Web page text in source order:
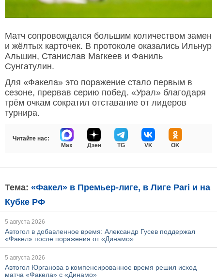
Матч сопровождался большим количеством замен
и жёлтых карточек. В протоколе оказались Ильнур
Альшин, Станислав Магкеев и Фаниль
Сунгатулин.
Для «Факела» это поражение стало первым в
сезоне, прервав серию побед. «Урал» благодаря
трём очкам сократил отставание от лидеров
турнира.
Читайте нас:
Max
Дзен TG VK OK
Тема: «Факел» в Премьер-лиге, в Лиге Pari и на
Кубке РФ
5 августа 2026
Автогол в добавленное время: Александр Гусев поддержал
«Факел» после поражения от «Динамо»
5 августа 2026
Автогол Юрганова в компенсированное время решил исход
матча «Факела» с «Динамо»